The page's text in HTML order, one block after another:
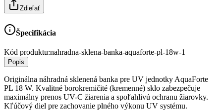
Zdieľať
Špecifikácia
Kód produktu:nahradna-sklena-banka-aquaforte-pl-18w-1
Popis
Originálna náhradná sklenená banka pre UV jednotky AquaForte
PL 18 W. Kvalitné borokremičité (kremenné) sklo zabezpečuje
maximálny prenos UV-C žiarenia a spoľahlivú ochranu žiarovky.
Kľúčový diel pre zachovanie plného výkonu UV systému.